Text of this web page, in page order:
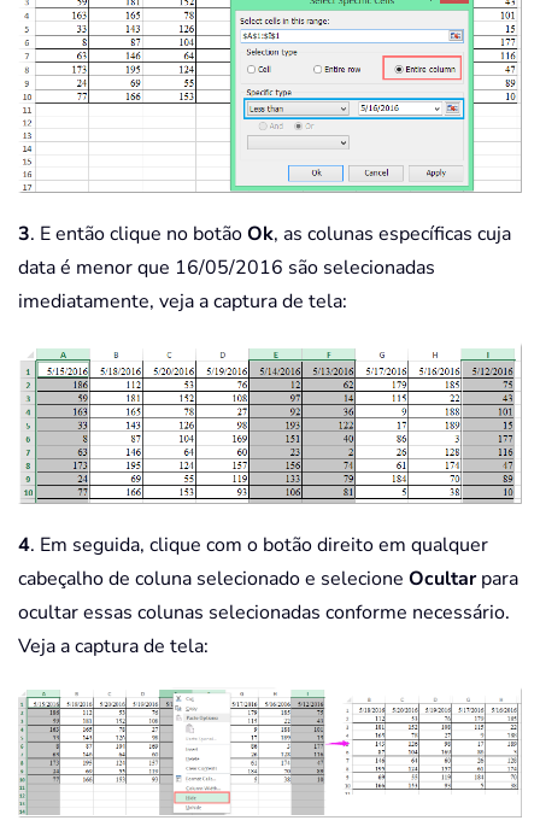
3. E então clique no botãoOk, as colunas específicas cuja
data é menor que 16/05/2016 são selecionadas
imediatamente, veja a captura de tela:
4. Em seguida, clique com o botão direito em qualquer
cabeçalho de coluna selecionado e selecione Ocultarpara
ocultar essas colunas selecionadas conforme necessário.
Veja a captura de tela: